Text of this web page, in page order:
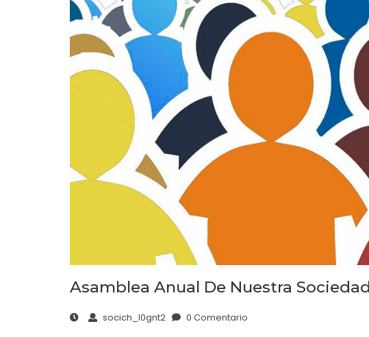
Asamblea Anual De Nuestra Sociedad
socich_l0gnt2 0 Comentario